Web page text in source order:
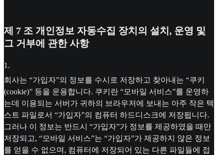
제 7 조 개인정보 자동수집 장치의 설치, 운영 및
그 거부에 관한 사항
1 .
회사는 “가입자”의 정보를 수시로 저장하고 찾아내는 “쿠키
(cookie)” 등을 운용합니다. 쿠키란 “모바일 서비스”를 운영하
는데 이용되는 서버가 귀하의 브라우저에 보내는 아주 작은 텍
스트 파일로서 “가입자”의 컴퓨터 하드디스크에 저장됩니다.
그러나 이 정보는 반드시 “가입자”가 정보를 제공하였을 때만
저장되고, “모바일 서비스”는 “가입자”가 제공하지 않은 정보
를 얻을 수 없으며, 컴퓨터에 저장되어 있는 다른 파일들에 접